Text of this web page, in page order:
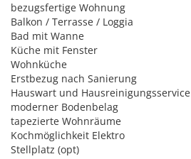
bezugsfertige Wohnung
Balkon / Terrasse / Loggia
Bad mit Wanne
Küche mit Fenster
Wohnküche
Erstbezug nach Sanierung
Hauswart und Hausreinigungsservice
moderner Bodenbelag
tapezierte Wohnräume
Kochmöglichkeit Elektro
Stellplatz (opt)